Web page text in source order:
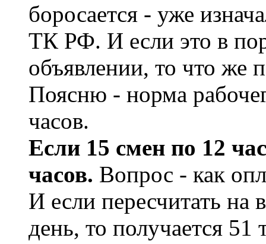
боросается - уже
ТК РФ. И если это в
объявлении, то что же
Поясню - норма
часов.
Если 15 смен по 12
часов. Вопрос - как
И если пересчитать на
день, то получается 51